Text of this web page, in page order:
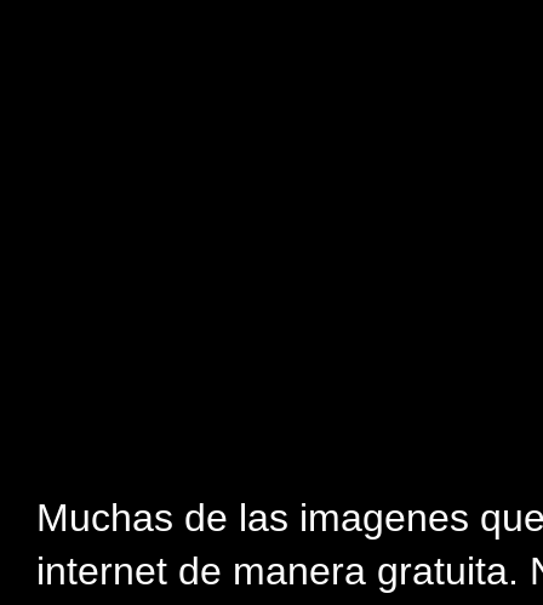
Muchas de las imagenes
internet de manera gratuita.